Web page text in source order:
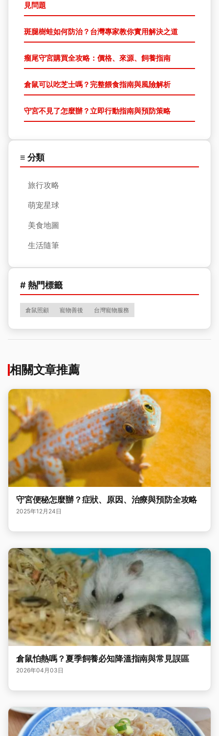
見問題
斑腿樹蛙如何防治？台灣專家教你實用解決之道
瘤尾守宮購買全攻略：價格、來源、飼養指南
倉鼠可以吃芝士嗎？完整餵食指南與風險解析
守宮不見了怎麼辦？立即行動指南與預防策略
≡ 分類
旅行攻略
萌宠星球
美食地圖
生活隨筆
# 熱門標籤
倉鼠照顧 寵物善後 台灣寵物服務
相關文章推薦
守宮便秘怎麼辦？症狀、原因、治療與預防全攻略
2025年12月24日
倉鼠怕熱嗎？夏季飼養必知降溫指南與常見誤區
2026年04月03日